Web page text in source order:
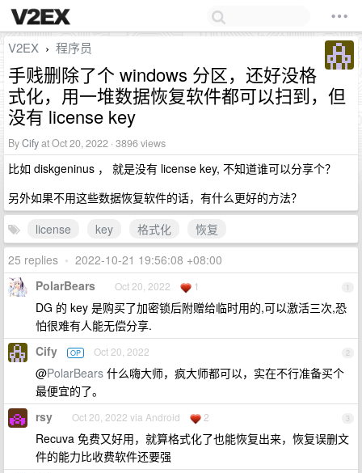
V2EX › 程序员
手贱删除了个 windows 分区，还好没格
式化，用一堆数据恢复软件都可以扫到，但
没有 license key
ByCifyat Oct 20, 2022 · 3896 views
比如 diskgeninus ， 就是没有 license key, 不知道谁可以分享个？
另外如果不用这些数据恢复软件的话，有什么更好的方法？
license
key 格式化
恢复
25 replies • 2022-10-21 19:56:08 +08:00
1
PolarBears Oct 20, 2022 1
DG 的 key 是购买了加密锁后附赠给临时用的,可以激活三次,恐
怕很难有人能无偿分享.
2
Cify OP Oct 20, 2022
@PolarBears 什么嗨大师，疯大师都可以，实在不行准备买个
最便宜的了。
3
rsy Oct 20, 2022 via Android 2
Recuva 免费又好用，就算格式化了也能恢复出来，恢复误删文
件的能力比收费软件还要强